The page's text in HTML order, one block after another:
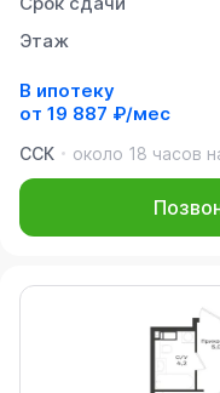
Этаж
В ипотеку
от 19 887 ₽/мес
ССК
около 18 часов